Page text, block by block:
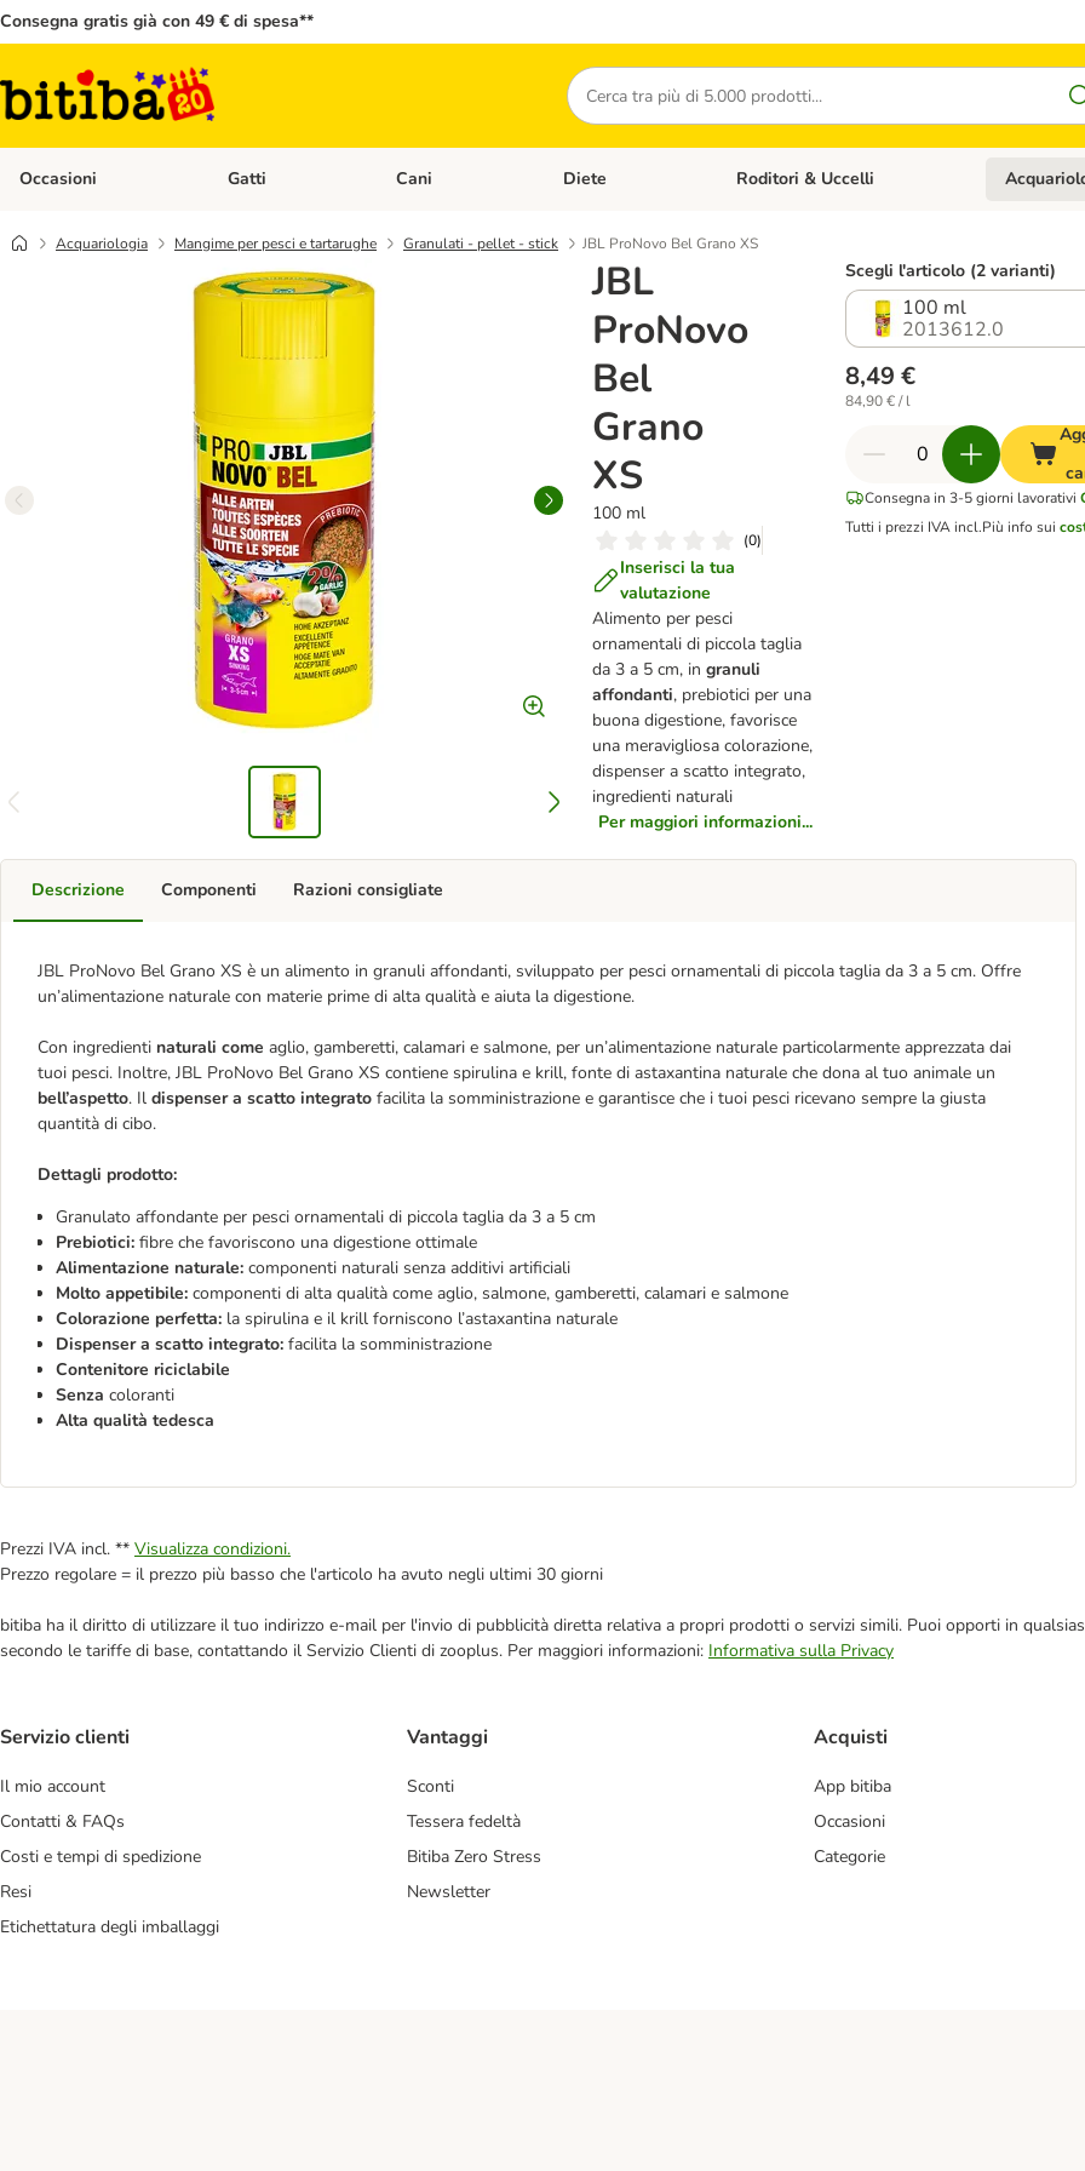
Consegna gratis già con 49 € di spesa**
Cerca
Occasioni Apri Menù Categoria: Occasioni
Gatti Apri Menù Categoria: Gatti
Cani Apri Menù Categoria: Cani
Diete Apri Menù Categoria: Diete
Roditori & Uccelli Apri Menù
Acquariologia Mangime per pesci e tartarughe Granulati - pellet - stick JBL ProNovo Bel Grano XS
JBL
ProNovo
Bel
Grano
XS
100 ml
(0)
Inserisci la tua
valutazione
Alimento per pesci
ornamentali di piccola taglia
da 3 a 5 cm, in granuli
affondanti, prebiotici per una
buona digestione, favorisce
una meravigliosa colorazione,
dispenser a scatto integrato,
ingredienti naturali
Per maggiori informazioni...
Scegli l'articolo (2 varianti)
100 ml
2013612.0
8,49 €
84,90 € / l
Consegna in 3-5 giorni lavorativi
Tutti i prezzi IVA incl.Più info sui
Descrizione
JBL ProNovo Bel Grano XS è un alimento in granuli affondanti, sviluppato per pesci ornamentali di piccola taglia da 3 a 5 cm. Offre
un’alimentazione naturale con materie prime di alta qualità e aiuta la digestione.
Con ingredienti naturali come aglio, gamberetti, calamari e salmone, per un’alimentazione naturale particolarmente apprezzata dai
tuoi pesci. Inoltre, JBL ProNovo Bel Grano XS contiene spirulina e krill, fonte di astaxantina naturale che dona al tuo animale un
bell’aspetto. Il dispenser a scatto integrato facilita la somministrazione e garantisce che i tuoi pesci ricevano sempre la giusta
quantità di cibo.
Dettagli prodotto:
Granulato affondante per pesci ornamentali di piccola taglia da 3 a 5 cm
Prebiotici: fibre che favoriscono una digestione ottimale
Alimentazione naturale: componenti naturali senza additivi artificiali
Molto appetibile: componenti di alta qualità come aglio, salmone, gamberetti, calamari e salmone
Colorazione perfetta: la spirulina e il krill forniscono l’astaxantina naturale
Dispenser a scatto integrato: facilita la somministrazione
Contenitore riciclabile
Senza coloranti
Alta qualità tedesca
Componenti Razioni consigliate
Prezzi IVA incl. ** Visualizza condizioni.
Prezzo regolare = il prezzo più basso che l'articolo ha avuto negli ultimi 30 giorni
bitiba ha il diritto di utilizzare il tuo indirizzo e-mail per l'invio di pubblicità diretta relativa a propri prodotti o servizi simili. Puoi opporti in
secondo le tariffe di base, contattando il Servizio Clienti di zooplus. Per maggiori informazioni: Informativa sulla Privacy
Servizio clienti
Il mio account
Contatti & FAQs
Costi e tempi di spedizione
Resi
Etichettatura degli imballaggi
Vantaggi
Sconti
Tessera fedeltà
Bitiba Zero Stress
Newsletter
Acquisti
App bitiba
Occasioni
Categorie